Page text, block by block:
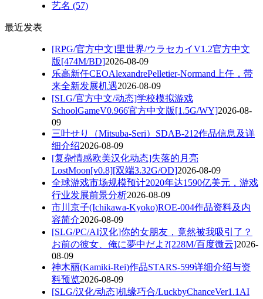
艺名 (57)
最近发表
[RPG/官方中文]里世界/ウラセカイV1.2官方中文
版[474M/BD]2026-08-09
乐高新任CEOAlexandrePelletier-Normand上任，带
来全新发展机遇2026-08-09
[SLG/官方中文/动态]学校模拟游戏
SchoolGameV0.966官方中文版[1.5G/WY]2026-08-
09
三叶せり（Mitsuba-Seri）SDAB-212作品信息及详
细介绍2026-08-09
[复杂情感欧美汉化动态]失落的月亮
LostMoon[v0.8][双端3.32G/OD]2026-08-09
全球游戏市场规模预计2020年达1590亿美元，游戏
行业发展前景分析2026-08-09
市川京子(Ichikawa-Kyoko)ROE-004作品资料及内
容简介2026-08-09
[SLG/PC/AI汉化]你的女朋友，竟然被我吸引了？
お前の彼女、俺に夢中だよ?[228M/百度微云]2026-
08-09
神木丽(Kamiki-Rei)作品STARS-599详细介绍与资
料预览2026-08-09
[SLG/汉化/动态]机缘巧合/LuckbyChanceVer1.1AI